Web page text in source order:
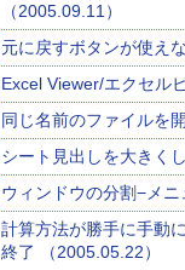
（2005.09.11）
元に戻すボタンが使え
Excel Viewer/エクセル
同じ名前のファイルを
シート見出しを大きく
ウィンドウの分割−メニ
計算方法が勝手に手動
終了 （2005.05.22）